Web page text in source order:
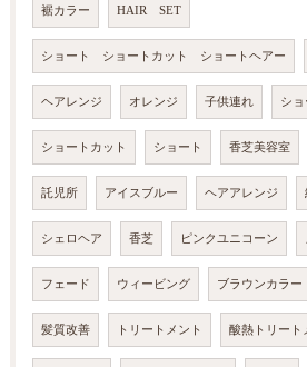
裾カラー HAIR SET
ショート ショートカット ショートヘアー
ヘアレンジ オレンジ 子供連れ シ
ショートカット ショート 香芝美容室
託児所 アイスブルー ヘアアレンジ
シェロヘア 香芝 ピンクユニコーン
フェード ウィービング ブラウンカラー
髪質改善 トリートメント 酸熱トリート